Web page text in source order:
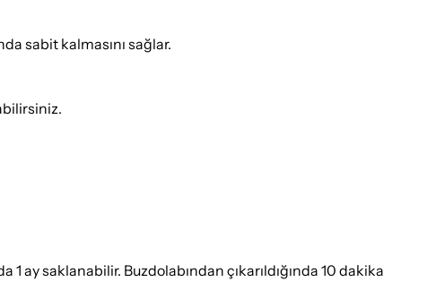
sabit kalmasını sağlar.
ay saklanabilir. Buzdolabından çıkarıldığında 10 dakika